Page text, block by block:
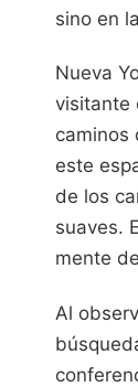
sino en
Nueva
visitante
caminos
este
de los
suaves.
mente
Al